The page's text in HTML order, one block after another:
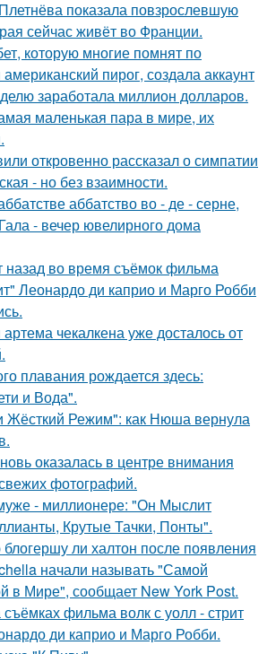
показала повзрослевшую
сейчас живёт во Франции.
которую многие помнят по
пирог, создала аккаунт
заработала миллион долларов.
маленькая пара в мире, их
откровенно рассказал о симпатии
- но без взаимности.
аббатство во - де - серне,
- вечер ювелирного дома
назад во время съёмок фильма
Леонардо ди каприо и Марго Робби
чекалкена уже досталось от
плавания рождается здесь:
и Вода".
Жёсткий Режим": как Нюша вернула
оказалась в центре внимания
фотографий.
- миллионере: "Он Мыслит
Крутые Тачки, Понты".
ли халтон после появления
начали называть "Самой
в Мире", сообщает New York Post.
съёмках фильма волк с уолл - стрит
ди каприо и Марго Робби.